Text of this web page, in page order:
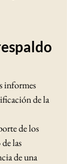
informes
de la
de los
las
de una